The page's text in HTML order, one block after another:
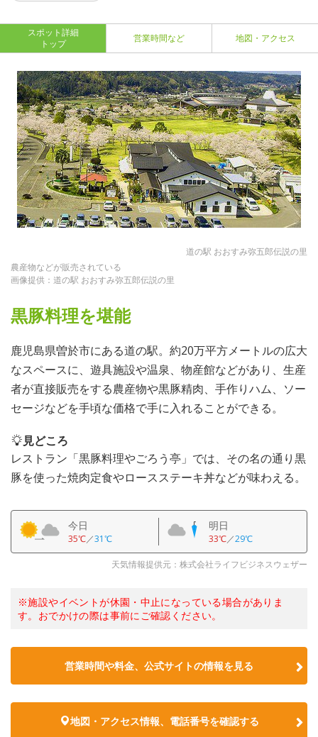
スポット詳細
トップ
営業時間など 地図・アクセス
道の駅 おおすみ弥五郎伝説の里
農産物などが販売されている
画像提供：道の駅 おおすみ弥五郎伝説の里
黒豚料理を堪能
鹿児島県曽於市にある道の駅。約20万平方メートルの広大
なスペースに、遊具施設や温泉、物産館などがあり、生産
者が直接販売をする農産物や黒豚精肉、手作りハム、ソー
セージなどを手頃な価格で手に入れることができる。
見どころ
レストラン「黒豚料理やごろう亭」では、その名の通り黒
豚を使った焼肉定食やロースステーキ丼などが味わえる。
今日
35℃／31℃
明日
33℃／29℃
天気情報提供元：株式会社ライフビジネスウェザー
※施設やイベントが休園・中止になっている場合がありま
す。おでかけの際は事前にご確認ください。
営業時間や料金、公式サイトの情報を見る
地図・アクセス情報、電話番号を確認する